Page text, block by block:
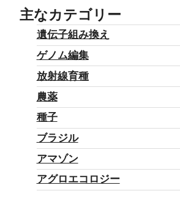
主なカテゴリー
遺伝子組み換え
ゲノム編集
放射線育種
農薬
種子
ブラジル
アマゾン
アグロエコロジー